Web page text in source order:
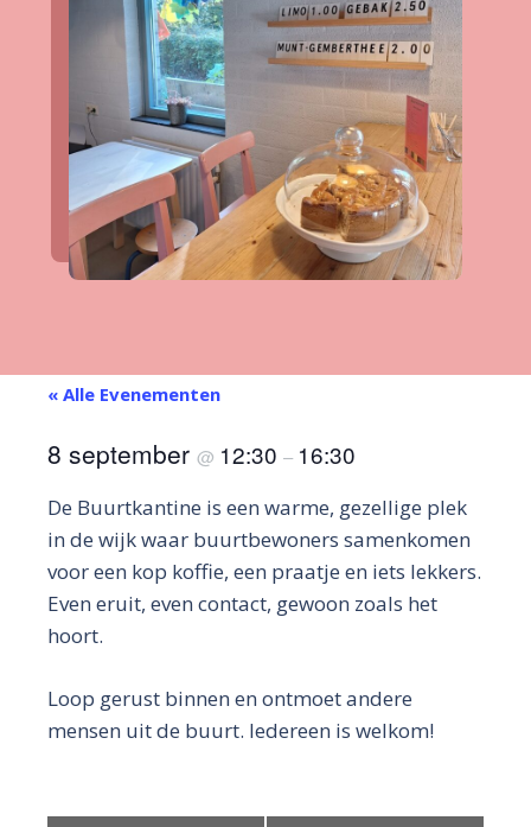
« Alle Evenementen
8 september @ 12:30 – 16:30
De Buurtkantine is een warme, gezellige plek
in de wijk waar buurtbewoners samenkomen
voor een kop koffie, een praatje en iets lekkers.
Even eruit, even contact, gewoon zoals het
hoort.
Loop gerust binnen en ontmoet andere
mensen uit de buurt. Iedereen is welkom!